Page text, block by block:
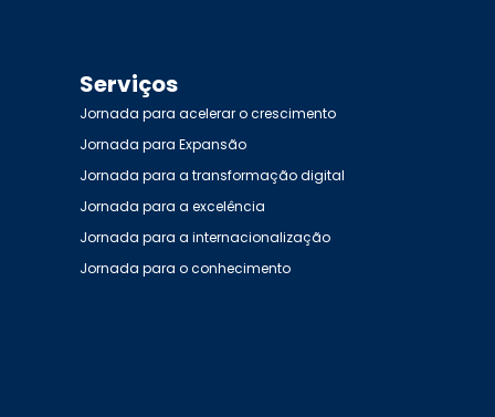
Serviços
Jornada para acelerar o crescimento
Jornada para Expansão
Jornada para a transformação digital
Jornada para a excelência
Jornada para a internacionalização
Jornada para o conhecimento